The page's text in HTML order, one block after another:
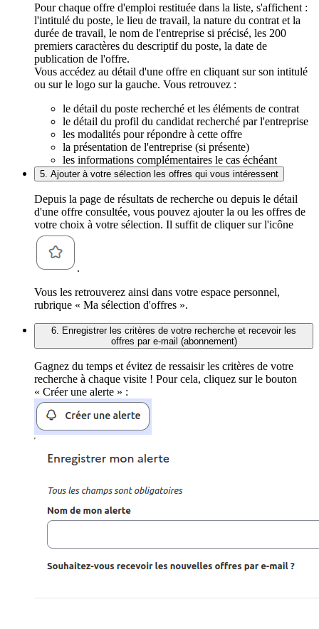
Pour chaque offre d'emploi restituée dans la liste, s'affichent :
l'intitulé du poste, le lieu de travail, la nature du contrat et la
durée de travail, le nom de l'entreprise si précisé, les 200
premiers caractères du descriptif du poste, la date de
publication de l'offre.
Vous accédez au détail d'une offre en cliquant sur son intitulé
ou sur le logo sur la gauche. Vous retrouvez :
le détail du poste recherché et les éléments de contrat
le détail du profil du candidat recherché par l'entreprise
les modalités pour répondre à cette offre
la présentation de l'entreprise (si présente)
les informations complémentaires le cas échéant
5. Ajouter à votre sélection les offres qui vous intéressent
Depuis la page de résultats de recherche ou depuis le détail
d'une offre consultée, vous pouvez ajouter la ou les offres de
votre choix à votre sélection. Il suffit de cliquer sur l'icône
.
Vous les retrouverez ainsi dans votre espace personnel,
rubrique « Ma sélection d'offres ».
6. Enregistrer les critères de votre recherche et recevoir les
offres par e-mail (abonnement)
Gagnez du temps et évitez de ressaisir les critères de votre
recherche à chaque visite ! Pour cela, cliquez sur le bouton
« Créer une alerte » :